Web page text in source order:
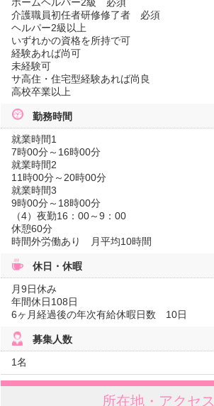
介護職員初任者研修修了者 必須
ヘルパー2級以上
いずれかの資格を所持で可
経験あれば尚可
未経験可
サ高住・住宅型経験あれば尚良
高校卒業以上
勤務時間
就業時間1
7時00分～16時00分
就業時間2
11時00分～20時00分
就業時間3
9時00分～18時00分
（4）夜勤16：00～9：00
休憩60分
時間外労働あり 月平均10時間
休日・休暇
月9日休み
年間休日108日
6ヶ月経過後の年次有給休暇日数 10日
募集人数
1名
所在地・アクセス